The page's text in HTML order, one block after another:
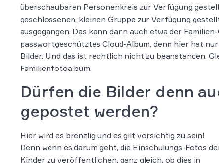
überschaubaren Personenkreis zur Verfügung
geschlossenen, kleinen Gruppe zur Verfügung
ausgegangen. Das kann dann auch etwa der
passwortgeschütztes Cloud-Album, denn hier hat
Bilder. Und das ist rechtlich nicht zu beanstanden.
Familienfotoalbum.
Dürfen die Bilder denn
gepostet werden?
Hier wird es brenzlig und es gilt vorsichtig zu sein!
Denn wenn es darum geht, die Einschulungs-Fotos
Kinder zu veröffentlichen, ganz gleich, ob dies in